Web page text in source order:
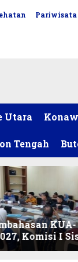
Pariwisata
Utara
Tengah
KUA-
Komisi I
Prioritas